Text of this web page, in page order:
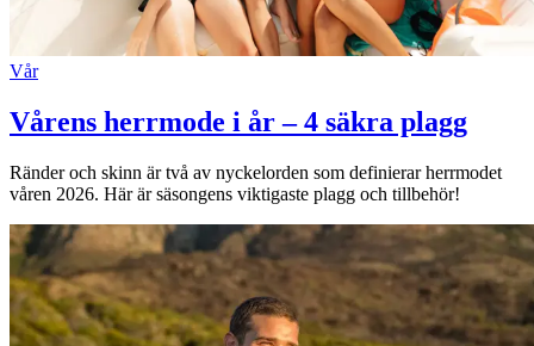
Vår
Vårens herrmode i år – 4 säkra plagg
Ränder och skinn är två av nyckelorden som definierar herrmodet
våren 2026. Här är säsongens viktigaste plagg och tillbehör!